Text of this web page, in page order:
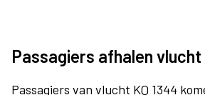
Passagiers afhalen vlucht
Passagiers van vlucht KQ 1344